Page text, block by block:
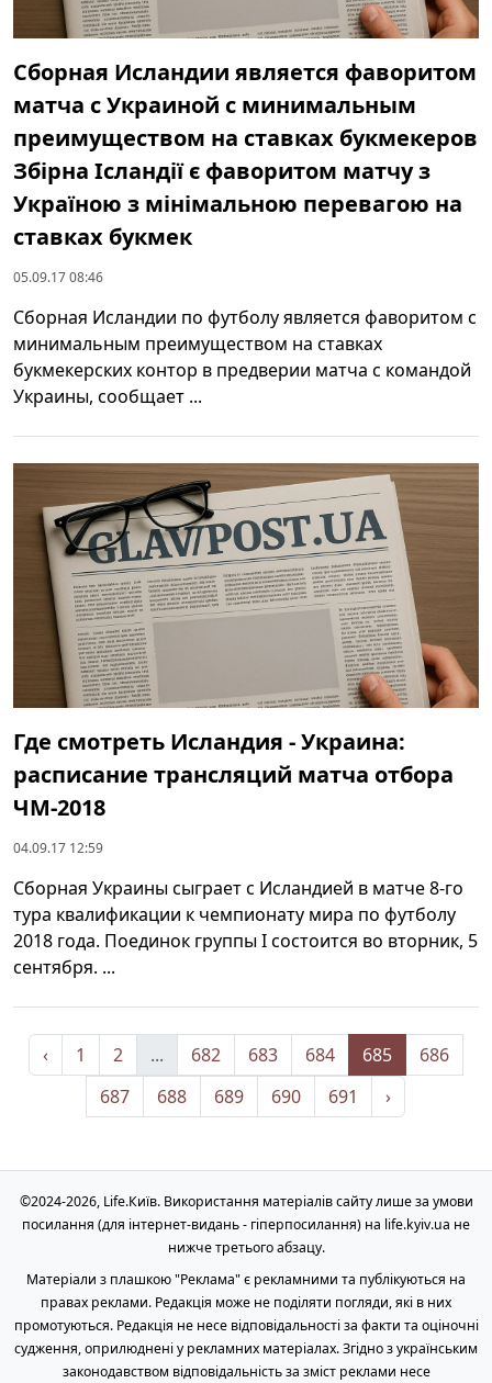
Сборная Исландии является фаворитом
матча с Украиной с минимальным
преимуществом на ставках букмекеров
Збірна Ісландії є фаворитом матчу з
Україною з мінімальною перевагою на
ставках букмек
05.09.17 08:46
Сборная Исландии по футболу является фаворитом с
минимальным преимуществом на ставках
букмекерских контор в предверии матча с командой
Украины, сообщает ...
Где смотреть Исландия - Украина:
расписание трансляций матча отбора
ЧМ-2018
04.09.17 12:59
Сборная Украины сыграет с Исландией в матче 8-го
тура квалификации к чемпионату мира по футболу
2018 года. Поединок группы I состоится во вторник, 5
сентября. ...
‹ 1 2 ... 682 683 684 685
686
687
688 689 690 691 ›
©2024-2026, Life.Київ. Використання матеріалів сайту лише за умови
посилання (для інтернет-видань - гіперпосилання) на life.kyiv.ua не
нижче третього абзацу.
Матеріали з плашкою "Реклама" є рекламними та публікуються на
правах реклами. Редакція може не поділяти погляди, які в них
промотуються. Редакція не несе відповідальності за факти та оціночні
судження, оприлюднені у рекламних матеріалах. Згідно з українським
законодавством відповідальність за зміст реклами несе